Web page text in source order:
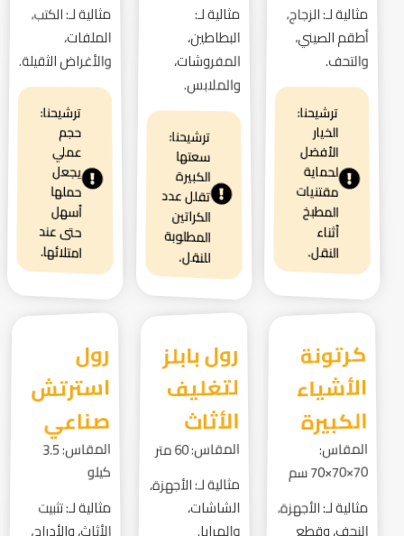
مثالية لـ: الزجاج،
أطقم الصيني،
والتحف.
ترشيحنا:
الخيار
الأفضل
لحماية
مقتنيات
المطبخ
أثناء
النقل.
مثالية لـ:
البطاطين،
المفروشات،
والملابس.
ترشيحنا:
سعتها
الكبيرة
تقلل عدد
الكراتين
المطلوبة
للنقل.
مثالية لـ: الكتب،
الملفات،
والأغراض الثقيلة.
ترشيحنا:
حجم
عملي
يجعل
حملها
أسهل
حتى عند
امتلائها.
كرتونة
الأشياء
الكبيرة
المقاس:
70×70×70 سم
مثالية لـ: الأجهزة،
رول بابلز
لتغليف
الأثاث
المقاس: 60 متر
مثالية لـ: الأجهزة،
الشاشات،
رول
استرتش
صناعي
المقاس: 3.5
كيلو
مثالية لـ: تثبيت